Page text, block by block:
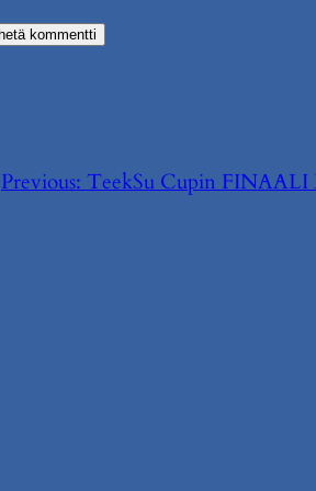
Previous:TeekSu Cupin FINAALI